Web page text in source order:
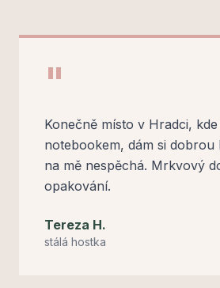
"
Konečně místo v Hradci, kde
notebookem, dám si dobrou
na mě nespěchá. Mrkvový
opakování.
Tereza H.
stálá hostka